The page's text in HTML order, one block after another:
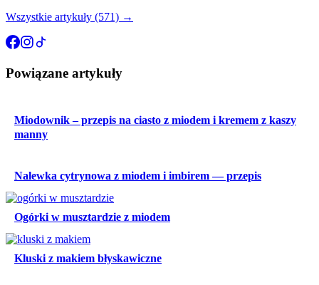
Wszystkie artykuły (571) →
Powiązane artykuły
Miodownik – przepis na ciasto z miodem i kremem z kaszy
manny
Nalewka cytrynowa z miodem i imbirem — przepis
Ogórki w musztardzie z miodem
Kluski z makiem błyskawiczne